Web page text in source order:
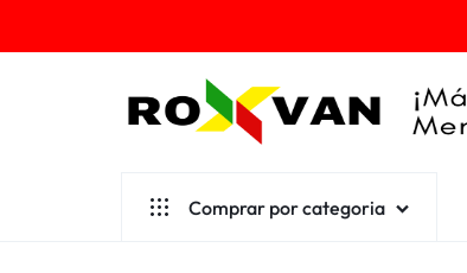
¡MÁSComprar por categoria